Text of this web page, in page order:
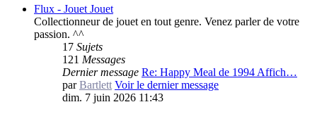
Flux - Jouet Jouet
Collectionneur de jouet en tout genre. Venez parler de votre
passion. ^^
17 Sujets
121 Messages
Dernier message Re: Happy Meal de 1994 Affich…
parBartlett Voir le dernier message
dim. 7 juin 2026 11:43